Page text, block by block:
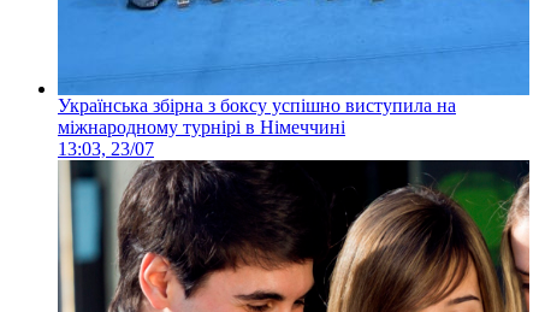
Українська збірна з боксу успішно виступила на
міжнародному турнірі в Німеччині
13:03, 23/07